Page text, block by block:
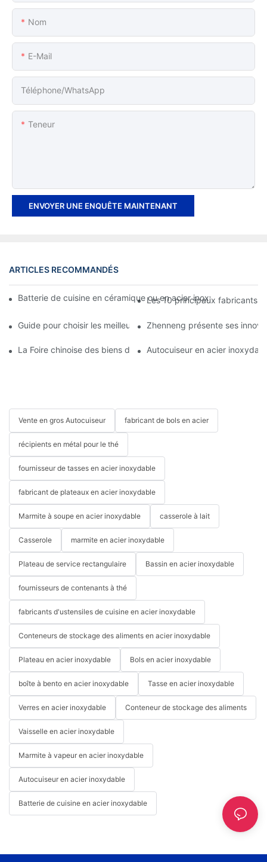
Nom
E-Mail
Téléphone/WhatsApp
Teneur
ENVOYER UNE ENQUÊTE MAINTENANT
ARTICLES RECOMMANDÉS
Batterie de cuisine en céramique ou en acier inoxydable :
Les 10 principaux fabricants
Guide pour choisir les meilleurs ustensiles de cuisine en acier
Zhenneng présente ses
La Foire chinoise des biens de consommation 2023 est sur le
Autocuiseur en acier
Vente en gros Autocuiseur fabricant de bols en acier
récipients en métal pour le thé
fournisseur de tasses en acier inoxydable
fabricant de plateaux en acier inoxydable
Marmite à soupe en acier inoxydable casserole à lait
Casserole marmite en acier inoxydable
Plateau de service rectangulaire Bassin en acier inoxydable
fournisseurs de contenants à thé
fabricants d'ustensiles de cuisine en acier inoxydable
Conteneurs de stockage des aliments en acier inoxydable
Plateau en acier inoxydable Bols en acier inoxydable
boîte à bento en acier inoxydable Tasse en acier inoxydable
Verres en acier inoxydable Conteneur de stockage des aliments
Vaisselle en acier inoxydable
Marmite à vapeur en acier inoxydable
Autocuiseur en acier inoxydable
Batterie de cuisine en acier inoxydable